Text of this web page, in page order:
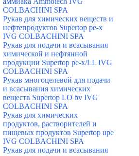
COLBACHINI SPA
Рукав для химических веществ и
нефтепродуктов Supertop pe-x
IVG COLBACHINI SPA
Рукав для подачи и всасывания
химической и нефтянной
продукции Supertop pe-x/LL IVG
COLBACHINI SPA
Рукав многоцелевой для подачи
и всасывания химических
веществ Supertop LO bv IVG
COLBACHINI SPA
Рукав для химических
продуктов, растворителей и
пищевых продуктов Supertop upe
IVG COLBACHINI SPA
Рукав для подачи и всасывания